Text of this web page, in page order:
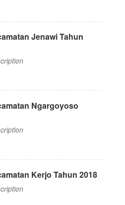
Jenawi Tahun
Ngargoyoso
Kerjo Tahun 2018